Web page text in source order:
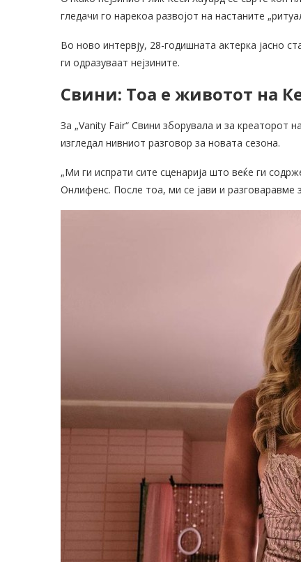
гледачи го нарекоа развојот на настаните
Во ново интервју, 28-годишната актерка јасно
ги одразуваат нејзините.
Свини: Тоа е животот на
За „Vanity Fair“ Свини зборувала и за креаторот
изгледал нивниот разговор за новата сезона.
„Ми ги испрати сите сценарија што веќе ги
Онлифенс. После тоа, ми се јави и разговаравме